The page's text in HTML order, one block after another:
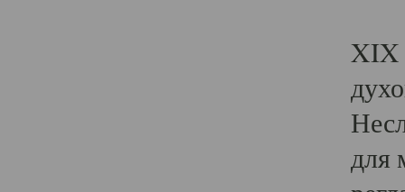
XIX
для